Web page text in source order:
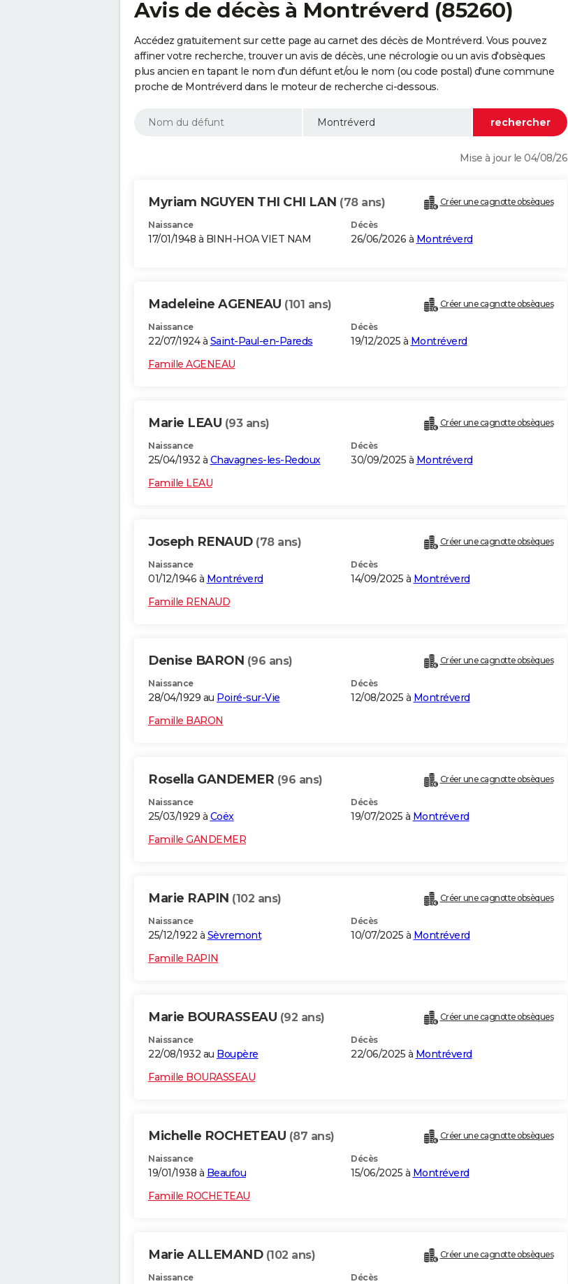
Avis de décès à Montréverd (85260)
Accédez gratuitement sur cette page au carnet des décès de Montréverd. Vous pouvez
affiner votre recherche, trouver un avis de décès, une nécrologie ou un avis d'obsèques
plus ancien en tapant le nom d'un défunt et/ou le nom (ou code postal) d'une commune
proche de Montréverd dans le moteur de recherche ci-dessous.
Mise à jour le 04/08/26
Myriam NGUYEN THI CHI LAN (78 ans) Créer une cagnotte obsèques
Naissance
17/01/1948 à BINH-HOA VIET NAM
Décès
26/06/2026 à Montréverd
Madeleine AGENEAU (101 ans) Créer une cagnotte obsèques
Naissance
22/07/1924 à Saint-Paul-en-Pareds
Décès
19/12/2025 à Montréverd
Famille AGENEAU
Marie LEAU (93 ans) Créer une cagnotte obsèques
Naissance
25/04/1932 à Chavagnes-les-Redoux
Décès
30/09/2025 à Montréverd
Famille LEAU
Joseph RENAUD (78 ans) Créer une cagnotte obsèques
Naissance
01/12/1946 à Montréverd
Décès
14/09/2025 à Montréverd
Famille RENAUD
Denise BARON (96 ans) Créer une cagnotte obsèques
Naissance
28/04/1929 au Poiré-sur-Vie
Décès
12/08/2025 à Montréverd
Famille BARON
Rosella GANDEMER (96 ans) Créer une cagnotte obsèques
Naissance
25/03/1929 à Coëx
Décès
19/07/2025 à Montréverd
Famille GANDEMER
Marie RAPIN (102 ans) Créer une cagnotte obsèques
Naissance
25/12/1922 à Sèvremont
Décès
10/07/2025 à Montréverd
Famille RAPIN
Marie BOURASSEAU (92 ans) Créer une cagnotte obsèques
Naissance
22/08/1932 au Boupère
Décès
22/06/2025 à Montréverd
Famille BOURASSEAU
Michelle ROCHETEAU (87 ans) Créer une cagnotte obsèques
Naissance
19/01/1938 à Beaufou
Décès
15/06/2025 à Montréverd
Famille ROCHETEAU
Marie ALLEMAND (102 ans) Créer une cagnotte obsèques
Naissance Décès